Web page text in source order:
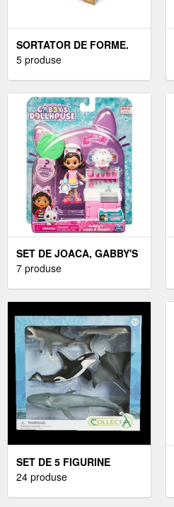
SORTATOR DE FORME.
JUCARIE CAUZA-EFECT
5 produse
SET DE JOACA, GABBY'S
DOLLHOUSE, BUCATARIA
7 produse
SET DE 5 FIGURINE
PICTATE MANUAL VIATA
24 produse